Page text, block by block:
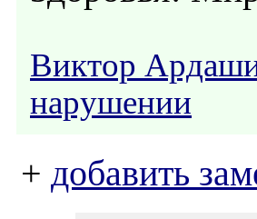
Виктор
нарушении
+ добавить